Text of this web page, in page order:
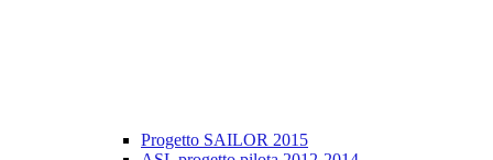
Progetto SAILOR 2015